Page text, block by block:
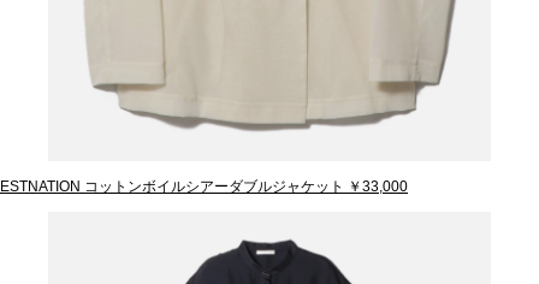
ESTNATION コットンボイルシアーダブルジャケット ￥33,000